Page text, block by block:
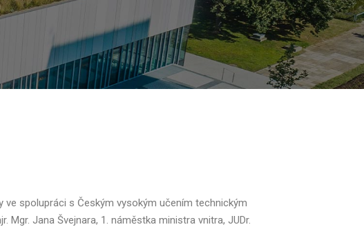
ve spolupráci s Českým vysokým učením technickým
Mgr. Jana Švejnara, 1. náměstka ministra vnitra, JUDr.